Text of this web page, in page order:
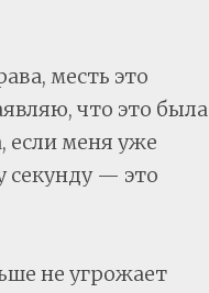
месть это
что это была
если меня уже
секунду — это
не угрожает